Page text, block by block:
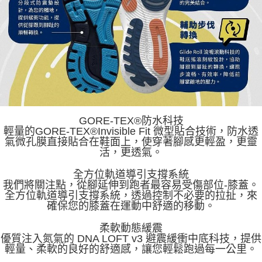
GORE-TEX®防水科技
輕量的GORE-TEX®Invisible Fit 微型貼合技術，防水透
氣微孔膜直接貼合在鞋面上，使穿著腳感更輕盈，更靈
活，更透氣。
全方位軌道導引支撐系統
我們將關注點，從腳延伸到跑者最容易受傷部位-膝蓋。
全方位軌道導引支撐系統，透過控制不必要的拉扯，來
確保您的膝蓋在運動中舒適的移動。
柔軟動態緩震
優質注入氮氣的 DNA LOFT v3 避震緩衝中底科技，提供
輕量、柔軟的良好的舒適感，讓您輕鬆跑過每一公里。